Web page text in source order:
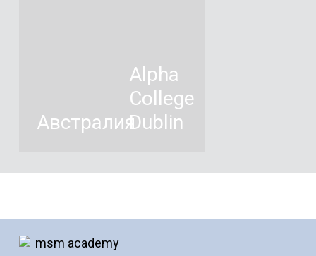
Австралия
Alpha
College
Dublin